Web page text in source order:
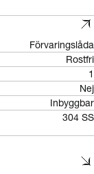
Förvaringslåda
Rostfri
1
Nej
Inbyggbar
304 SS